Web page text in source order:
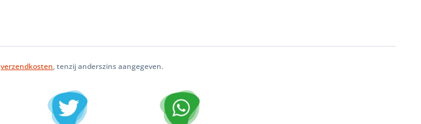
verzendkosten, tenzij anderszins aangegeven.